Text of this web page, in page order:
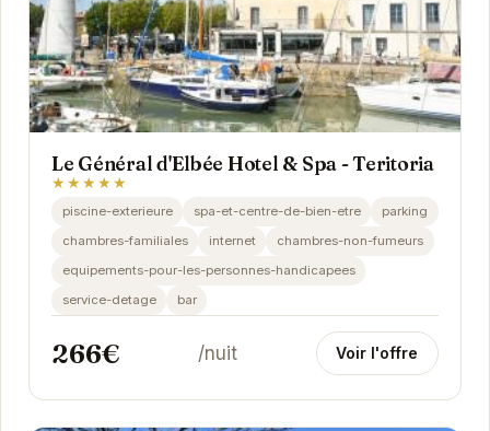
Le Général d'Elbée Hotel & Spa - Teritoria
★★★★★
piscine-exterieure spa-et-centre-de-bien-etre
parking
chambres-familiales
internet
chambres-non-fumeurs
equipements-pour-les-personnes-handicapees
service-detage
bar
266€ /nuit Voir l'offre